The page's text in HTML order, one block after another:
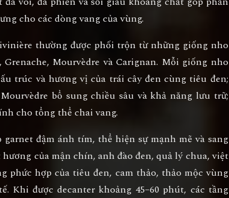
cho các dòng vang của vùng.
thường được phối trộn từ những giống nho
Grenache, Mourvèdre và Carignan. Mỗi giống nho
trúc và hương vị của trái cây đen cùng tiêu đen;
bổ sung chiều sâu và khả năng lưu trữ;
cho tổng thể chai vang.
garnet đậm ánh tím, thể hiện sự mạnh mẽ và sang
của mận chín, anh đào đen, quả lý chua, việt
phức hợp của tiêu đen, cam thảo, thảo mộc vùng
Khi được decanter khoảng 45–60 phút, các tầng